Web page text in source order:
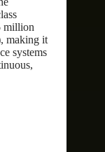
million
making it
systems